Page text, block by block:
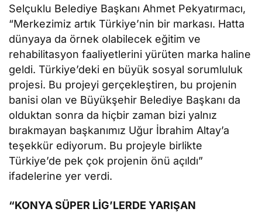
Selçuklu Belediye Başkanı Ahmet Pekyatırmacı,
“Merkezimiz artık Türkiye’nin bir markası. Hatta
dünyaya da örnek olabilecek eğitim ve
rehabilitasyon faaliyetlerini yürüten marka haline
geldi. Türkiye’deki en büyük sosyal sorumluluk
projesi. Bu projeyi gerçekleştiren, bu projenin
banisi olan ve Büyükşehir Belediye Başkanı da
olduktan sonra da hiçbir zaman bizi yalnız
bırakmayan başkanımız Uğur İbrahim Altay’a
teşekkür ediyorum. Bu projeyle birlikte
Türkiye’de pek çok projenin önü açıldı”
ifadelerine yer verdi.
“KONYA SÜPER LİG’LERDE YARIŞAN